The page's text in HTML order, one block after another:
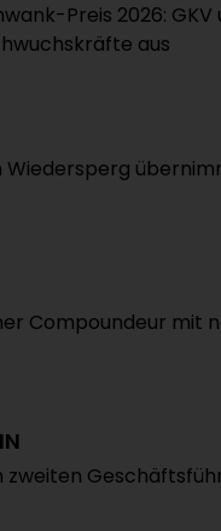
Preis 2026:
aus
Wiedersperg
Compoundeur mit
zweiten